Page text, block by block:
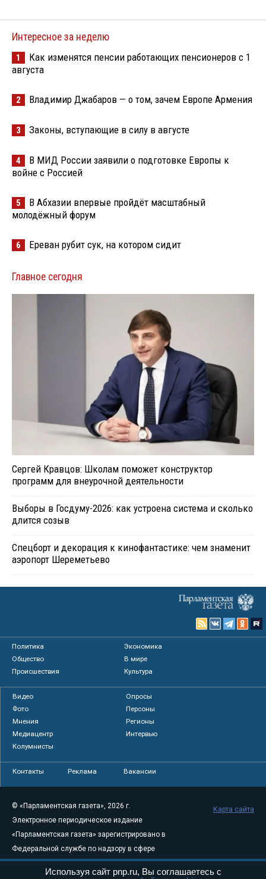
Интересное за неделю
1
Как изменятся пенсии работающих пенсионеров с 1
августа
2 Владимир Джабаров — о том, зачем Европе Армения
3 Законы, вступающие в силу в августе
4
В МИД России заявили о подготовке Европы к
войне с Россией
5
В Абхазии впервые пройдёт масштабный
молодёжный форум
6 Ереван рубит сук, на котором сидит
Главное сегодня
Сергей Кравцов: Школам поможет конструктор
программ для внеурочной деятельности
Выборы в Госдуму-2026: как устроена система и сколько
длится созыв
Спецборт и декорация к кинофантастике: чем знаменит
аэропорт Шереметьево
Политика
Экономика
Общество
В мире
Происшествия
Культура
Видео
Опросы
Фото
Персоны
Мнения
Регионы
Медиацентр
Интервью
Колумнисты
Контакты Реклама Вакансии
© «Парламентская газета», 2026 г.
Электронное периодическое издание
«Парламентская газета» зарегистрировано в
Федеральной службе по надзору в сфере
связи, информационных технологий и
Карта сайта
Используя сайт pnp.ru, Вы соглашаетесь с